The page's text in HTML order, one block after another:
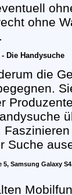
ohne
Die Handysuche
die
Suche
Samsung Galaxy